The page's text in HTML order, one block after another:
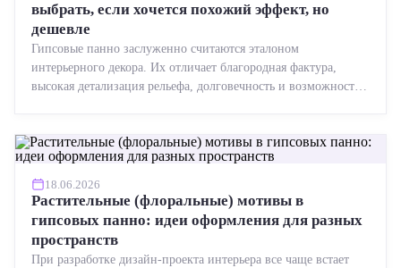
выбрать, если хочется похожий эффект, но
дешевле
Гипсовые панно заслуженно считаются эталоном
интерьерного декора. Их отличает благородная фактура,
высокая детализация рельефа, долговечность и возможность
18.06.2026
Растительные (флоральные) мотивы в
гипсовых панно: идеи оформления для разных
пространств
При разработке дизайн-проекта интерьера все чаще встает